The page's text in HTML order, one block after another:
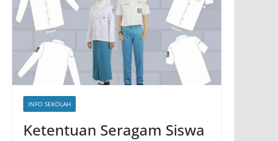
INFO SEKOLAH
Ketentuan Seragam Siswa